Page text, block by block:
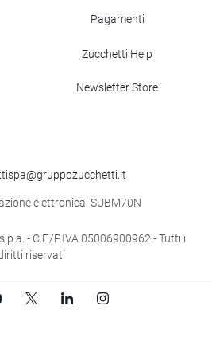
Pagamenti
Zucchetti Help
Newsletter Store
- C.F./P.IVA 05006900962 - Tutti i
riservati
elettronica: SUBM70N